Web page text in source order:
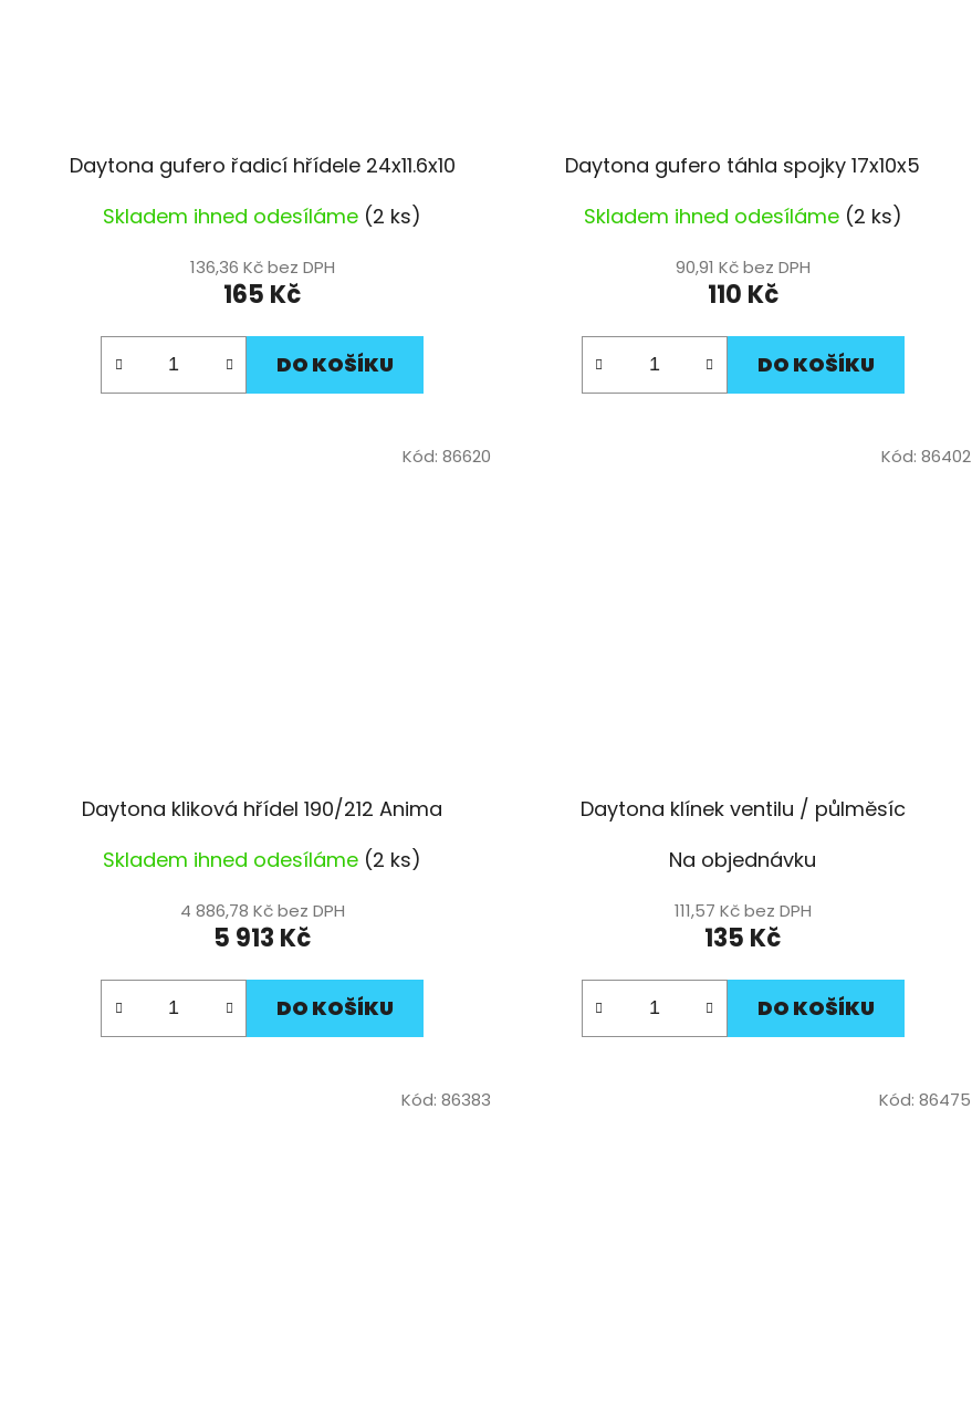
Daytona gufero řadicí hřídele 24x11.6x10
Skladem ihned odesíláme (2 ks)
136,36 Kč bez DPH
165 Kč
DO KOŠÍKU
Daytona gufero táhla spojky 17x10x5
Skladem ihned odesíláme (2 ks)
90,91 Kč bez DPH
110 Kč
DO KOŠÍKU
Daytona kliková hřídel 190/212 Anima
Skladem ihned odesíláme (2 ks)
4 886,78 Kč bez DPH
5 913 Kč
DO KOŠÍKU
Kód: 86620
Daytona klínek ventilu / půlměsíc
Na objednávku
111,57 Kč bez DPH
135 Kč
DO KOŠÍKU
Kód:86402
Kód: 86383 Kód:86475